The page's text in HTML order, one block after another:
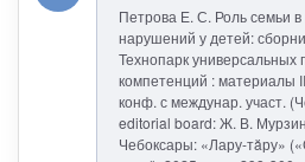
Петрова Е. С. Роль семьи
нарушений у детей:
Технопарк универсальных
компетенций : материалы
конф. с междунар. участ.
editorial board: Ж. В.
Чебоксары: «Лару-тăру»